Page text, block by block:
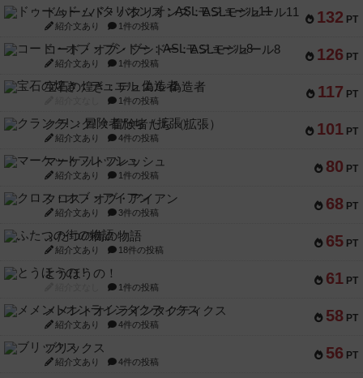
132 PT
ドゥームド・バタリオンズ：ASLモジュール11
紹介文あり 1件の投稿
126 PT
コード・オブ・ブシドー：ASLモジュール8
紹介文あり 1件の投稿
117 PT
宝石の煌き：デュエル 偽造者
1件の投稿
101 PT
クランク! ：冒険者たち（拡張）
紹介文あり 4件の投稿
80 PT
マーケットフレッシュ
紹介文あり 1件の投稿
68 PT
クロス・オブ・アイアン
紹介文あり 3件の投稿
65 PT
ふたつの街の物語
紹介文あり 18件の投稿
61 PT
とうほうの！
1件の投稿
58 PT
メメントオンラインタクティクス
紹介文あり 4件の投稿
56 PT
ブリックス
紹介文あり 4件の投稿